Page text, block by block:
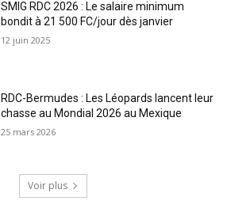
SMIG RDC 2026 : Le salaire minimum
bondit à 21 500 FC/jour dès janvier
12 juin 2025
RDC-Bermudes : Les Léopards lancent leur
chasse au Mondial 2026 au Mexique
25 mars 2026
Voir plus